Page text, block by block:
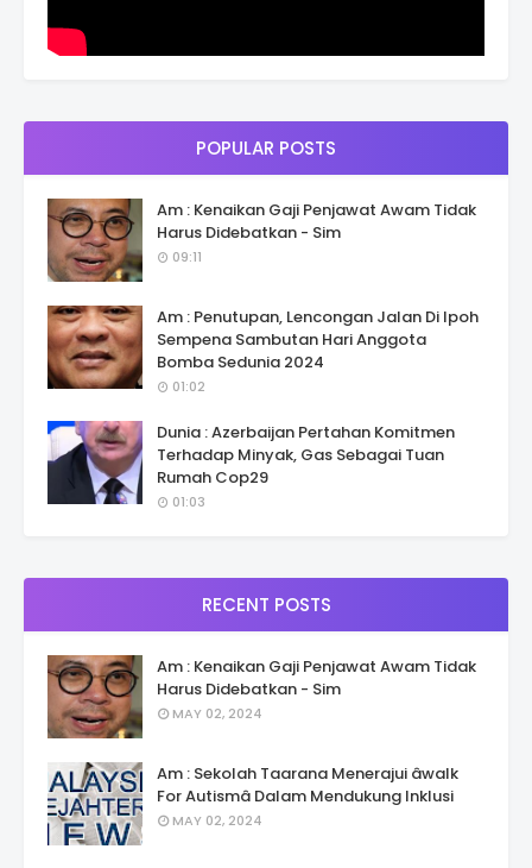
POPULAR POSTS
Am : Kenaikan Gaji Penjawat Awam Tidak
Harus Didebatkan - Sim
09:11
Am : Penutupan, Lencongan Jalan Di Ipoh
Sempena Sambutan Hari Anggota
Bomba Sedunia 2024
01:02
Dunia : Azerbaijan Pertahan Komitmen
Terhadap Minyak, Gas Sebagai Tuan
Rumah Cop29
01:03
RECENT POSTS
Am : Kenaikan Gaji Penjawat Awam Tidak
Harus Didebatkan - Sim
MAY 02, 2024
Am : Sekolah Taarana Menerajui âwalk
For Autismâ Dalam Mendukung Inklusi
MAY 02, 2024